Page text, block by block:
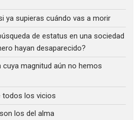
ya supieras cuándo vas a morir
de estatus en una sociedad
hayan desaparecido?
cuya magnitud aún no hemos
todos los vicios
los del alma